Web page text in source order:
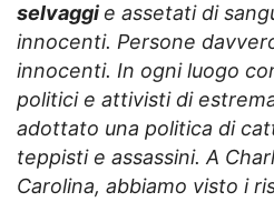
selvaggie assetati di
innocenti. Persone
innocenti. In ogni luogo
politici e attivisti di
adottato una politica di
teppisti e assassini. A
Carolina, abbiamo visto i